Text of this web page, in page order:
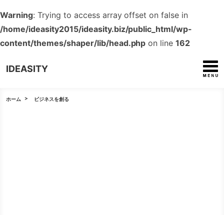
Warning: Trying to access array offset on false in
/home/ideasity2015/ideasity.biz/public_html/wp-
content/themes/shaper/lib/head.php on line162
IDEASITY
ホーム ビジネスを創る